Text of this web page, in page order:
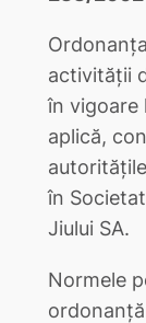
activităţii
în vigoare
aplică,
în
Jiului SA.
Normele